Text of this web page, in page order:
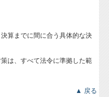
算までに間に合う具体的な決
は、すべて法令に準拠した範
▲ 戻る